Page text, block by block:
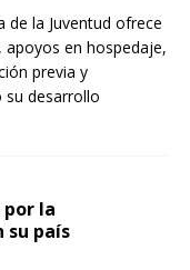
de la Juventud ofrece
apoyos en hospedaje,
previa y
desarrollo
la
su país